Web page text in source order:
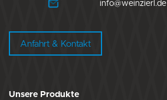
Unsere Produkte
info@weinzierl.de
Anfahrt & Kontakt